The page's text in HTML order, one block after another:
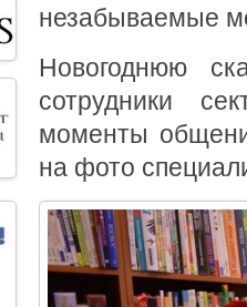
незабываемые
Новогоднюю
сотрудники
моменты
на фото